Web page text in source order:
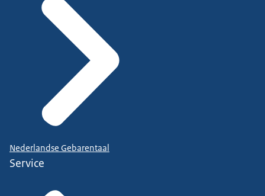
Nederlandse Gebarentaal
Service